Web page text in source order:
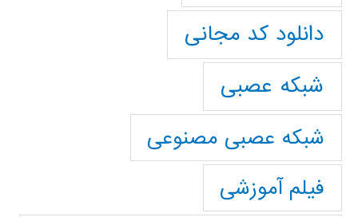
دانلود کد مجانی
شبکه عصبی
شبکه عصبی مصنوعی
فیلم آموزشی